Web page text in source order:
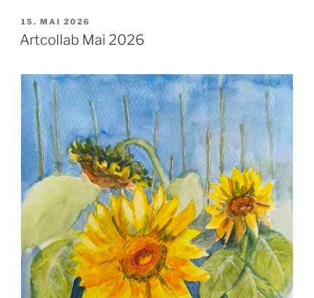
VERÖFFENTLICHT
AM
15. MAI 2026
Artcollab Mai 2026